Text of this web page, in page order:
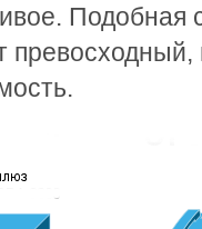
Подобная
превосходный,